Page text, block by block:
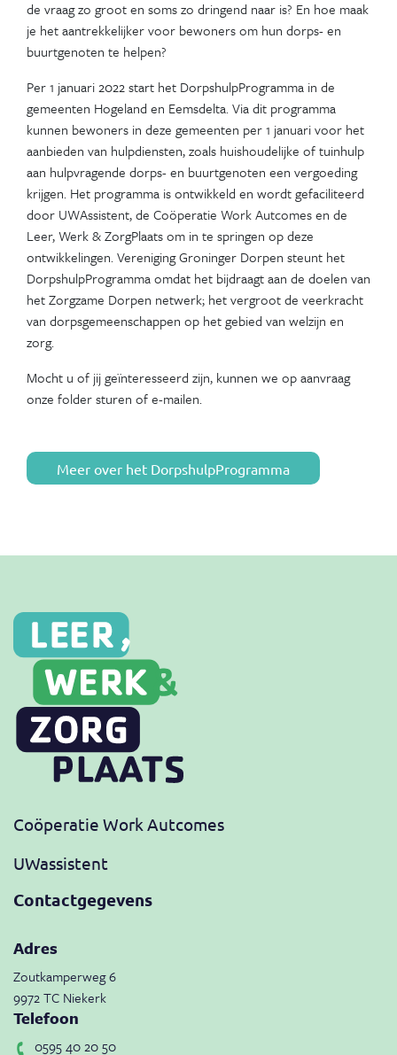
de vraag zo groot en soms zo dringend naar is? En hoe maak
je het aantrekkelijker voor bewoners om hun dorps- en
buurtgenoten te helpen?
Per 1 januari 2022 start het DorpshulpProgramma in de
gemeenten Hogeland en Eemsdelta. Via dit programma
kunnen bewoners in deze gemeenten per 1 januari voor het
aanbieden van hulpdiensten, zoals huishoudelijke of tuinhulp
aan hulpvragende dorps- en buurtgenoten een vergoeding
krijgen. Het programma is ontwikkeld en wordt gefaciliteerd
door UWAssistent, de Coöperatie Work Autcomes en de
Leer, Werk & ZorgPlaats om in te springen op deze
ontwikkelingen. Vereniging Groninger Dorpen steunt het
DorpshulpProgramma omdat het bijdraagt aan de doelen van
het Zorgzame Dorpen netwerk; het vergroot de veerkracht
van dorpsgemeenschappen op het gebied van welzijn en
zorg.
Mocht u of jij geïnteresseerd zijn, kunnen we op aanvraag
onze folder sturen of e-mailen.
Meer over het DorpshulpProgramma
Coöperatie Work Autcomes
UWassistent
Contactgegevens
Adres
Zoutkamperweg 6
9972 TC Niekerk
Telefoon
0595 40 20 50